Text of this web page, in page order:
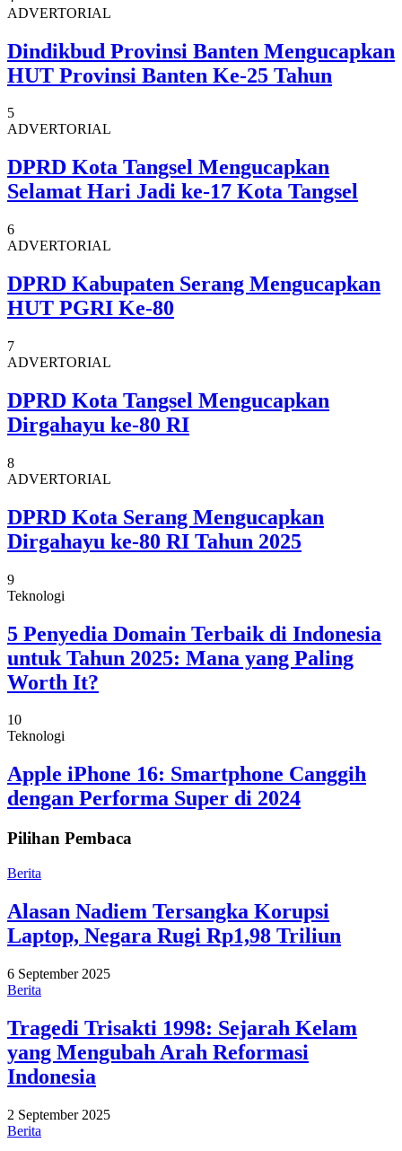
ADVERTORIAL
Dindikbud Provinsi Banten Mengucapkan
HUT Provinsi Banten Ke-25 Tahun
5
ADVERTORIAL
DPRD Kota Tangsel Mengucapkan
Selamat Hari Jadi ke-17 Kota Tangsel
6
ADVERTORIAL
DPRD Kabupaten Serang Mengucapkan
HUT PGRI Ke-80
7
ADVERTORIAL
DPRD Kota Tangsel Mengucapkan
Dirgahayu ke-80 RI
8
ADVERTORIAL
DPRD Kota Serang Mengucapkan
Dirgahayu ke-80 RI Tahun 2025
9
Teknologi
5 Penyedia Domain Terbaik di Indonesia
untuk Tahun 2025: Mana yang Paling
Worth It?
10
Teknologi
Apple iPhone 16: Smartphone Canggih
dengan Performa Super di 2024
Pilihan Pembaca
Berita
Alasan Nadiem Tersangka Korupsi
Laptop, Negara Rugi Rp1,98 Triliun
6 September 2025
Berita
Tragedi Trisakti 1998: Sejarah Kelam
yang Mengubah Arah Reformasi
Indonesia
2 September 2025
Berita